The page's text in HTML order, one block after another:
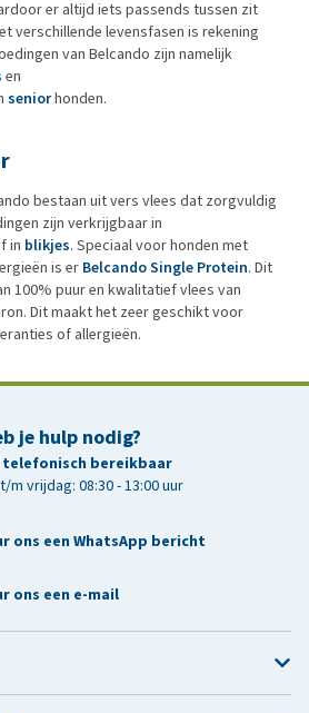
er altijd iets passends tussen zit
verschillende levensfasen is rekening
van Belcando zijn namelijk
en
seniorhonden.
bestaan uit vers vlees dat zorgvuldig
zijn verkrijgbaar in
in blikjes. Speciaal voor honden met
is er Belcando Single Protein. Dit
100% puur en kwalitatief vlees van
Dit maakt het zeer geschikt voor
of allergieën.
je hulp nodig?
telefonisch bereikbaar
m vrijdag: 08:30 - 13:00 uur
ons een WhatsApp bericht
ons een e-mail